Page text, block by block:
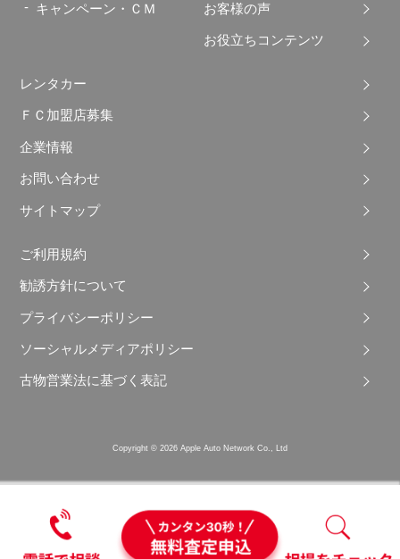
キャンペーン・ＣＭ お客様の声
お役立ちコンテンツ
レンタカー
ＦＣ加盟店募集
企業情報
お問い合わせ
サイトマップ
ご利用規約
勧誘方針について
プライバシーポリシー
ソーシャルメディアポリシー
古物営業法に基づく表記
Copyright © 2026 Apple Auto Network Co., Ltd